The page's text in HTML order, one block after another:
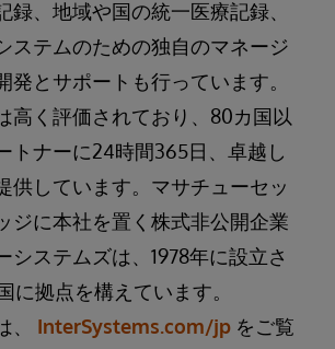
録、地域や国の統一医療記録、
ステムのための独自のマネージ
発とサポートも行っています。
高く評価されており、80カ国以
トナーに24時間365日、卓越し
供しています。マサチューセッ
ジに本社を置く株式非公開企業
システムズは、1978年に設立さ
に拠点を構えています。
、 InterSystems.com/jp をご覧